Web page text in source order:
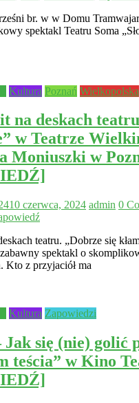
br. w w Domu
spektakl Teatru Soma
Kultura Poznań Wielkopolska
na deskach
w Teatrze
Moniuszki w
10 czerwca, 2024 admin 0
teatru. „Dobrze się
spektakl o
Kto z przyjaciół ma
Kultura Zapowiedzi
Jak się (nie) golić
teścia” w Kino